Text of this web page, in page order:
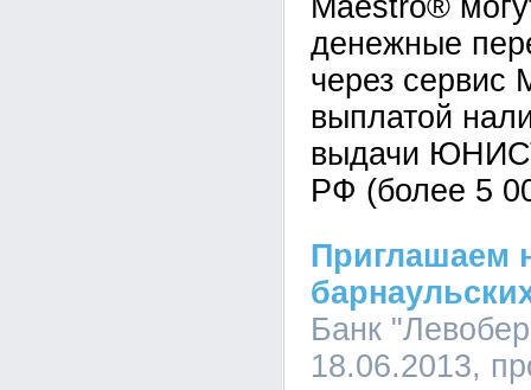
Maestro®
денежные
через сервис
выплатой
выдачи
РФ (более 5
Приглашаем
Банк
18.06.2013,